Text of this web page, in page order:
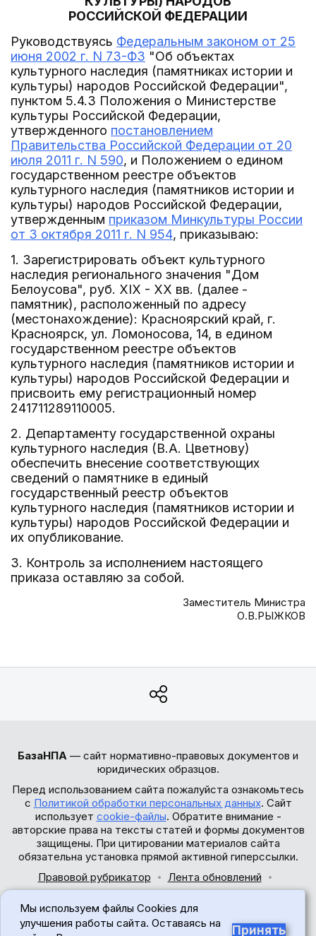
РОССИЙСКОЙ ФЕДЕРАЦИИ
Руководствуясь Федеральным законом от 25
июня 2002 г. N 73-ФЗ "Об объектах
культурного наследия (памятниках истории и
культуры) народов Российской Федерации",
пунктом 5.4.3 Положения о Министерстве
культуры Российской Федерации,
утвержденного постановлением
Правительства Российской Федерации от 20
июля 2011 г. N 590, и Положением о едином
государственном реестре объектов
культурного наследия (памятников истории и
культуры) народов Российской Федерации,
утвержденным приказом Минкультуры России
от 3 октября 2011 г. N 954, приказываю:
1. Зарегистрировать объект культурного
наследия регионального значения "Дом
Белоусова", руб. XIX - XX вв. (далее -
памятник), расположенный по адресу
(местонахождение): Красноярский край, г.
Красноярск, ул. Ломоносова, 14, в едином
государственном реестре объектов
культурного наследия (памятников истории и
культуры) народов Российской Федерации и
присвоить ему регистрационный номер
241711289110005.
2. Департаменту государственной охраны
культурного наследия (В.А. Цветнову)
обеспечить внесение соответствующих
сведений о памятнике в единый
государственный реестр объектов
культурного наследия (памятников истории и
культуры) народов Российской Федерации и
их опубликование.
3. Контроль за исполнением настоящего
приказа оставляю за собой.
Заместитель Министра
О.В.РЫЖКОВ
БазаНПА — сайт нормативно-правовых документов и
юридических образцов.
Перед использованием сайта пожалуйста ознакомьтесь
с Политикой обработки персональных данных. Сайт
использует cookie-файлы. Обратите внимание -
авторские права на тексты статей и формы документов
защищены. При цитировании материалов сайта
обязательна установка прямой активной гиперссылки.
Правовой рубрикатор
Лента обновлений
© 2017-2026
Мы используем файлы Cookies для
улучшения работы сайта. Оставаясь на
Принять